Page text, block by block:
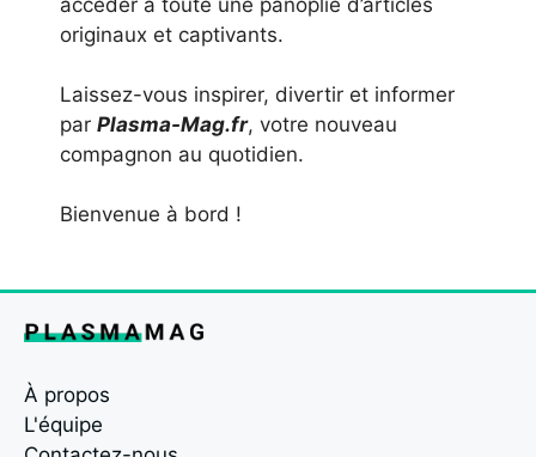
originaux et captivants.
Laissez-vous inspirer, divertir et informer
par Plasma-Mag.fr, votre nouveau
compagnon au quotidien.
Bienvenue à bord !
À propos
L'équipe